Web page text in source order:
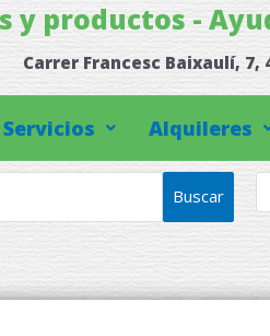
y productos -
Carrer Francesc Baixaulí,
Servicios Alquileres
Buscar